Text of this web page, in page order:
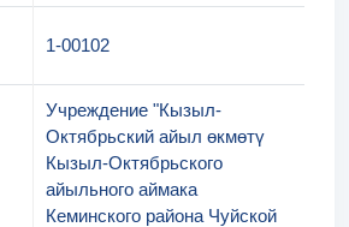
1-00102
Учреждение "Кызыл-
Октябрьский айыл өкмөтү
Кызыл-Октябрьского
айыльного аймака
Кеминского района Чуйской